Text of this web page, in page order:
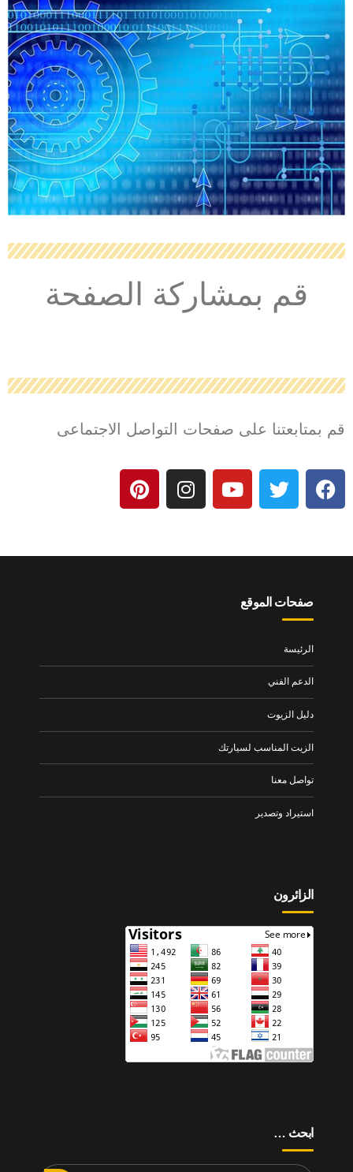
قم بمشاركة الصفحة
قم بمتابعتنا على صفحات التواصل الاجتماعى
صفحات الموقع
الرئيسة
الدعم الفني
دليل الزيوت
الزيت المناسب لسيارتك
تواصل معنا
استيراد وتصدير
الزائرون
ابحث …